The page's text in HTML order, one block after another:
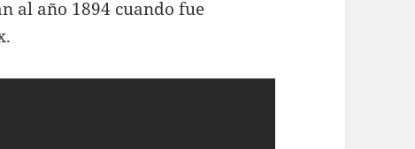
al año 1894 cuando fue